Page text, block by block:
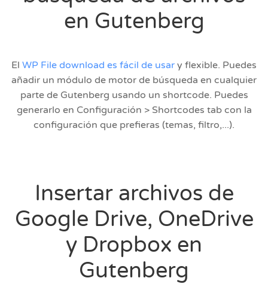
en Gutenberg
El WP File download es fácil de usar y flexible. Puedes
añadir un módulo de motor de búsqueda en cualquier
parte de Gutenberg usando un shortcode. Puedes
generarlo en Configuración > Shortcodes tab con la
configuración que prefieras (temas, filtro,...).
Insertar archivos de
Google Drive, OneDrive
y Dropbox en
Gutenberg